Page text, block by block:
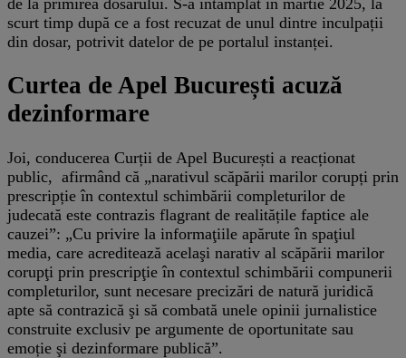
scurt timp după ce a fost recuzat de unul dintre inculpații
din dosar, potrivit datelor de pe portalul instanței.
Curtea de Apel București acuză
dezinformare
Joi, conducerea Curții de Apel București a reacționat
public, afirmând că „narativul scăpării marilor corupți prin
prescripție în contextul schimbării completurilor de
judecată este contrazis flagrant de realitățile faptice ale
cauzei”: „Cu privire la informaţiile apărute în spaţiul
media, care acreditează acelaşi narativ al scăpării marilor
corupţi prin prescripţie în contextul schimbării compunerii
completurilor, sunt necesare precizări de natură juridică
apte să contrazică şi să combată unele opinii jurnalistice
construite exclusiv pe argumente de oportunitate sau
emoție şi dezinformare publică”.